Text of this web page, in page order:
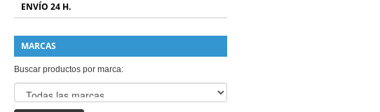
ENVÍO 24 H.
MARCAS
Buscar productos por marca: